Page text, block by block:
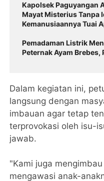
Kapolsek Paguyangan
Mayat Misterius Tanpa
Kemanusiaannya Tuai
Pemadaman Listrik
Peternak Ayam Brebes,
Dalam kegiatan ini,
langsung dengan
imbauan agar tetap
terprovokasi oleh isu-
jawab.
"Kami juga
mengawasi anak-